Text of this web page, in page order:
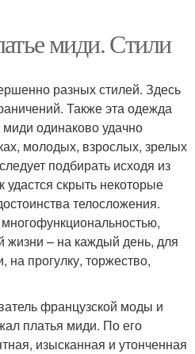
миди. Стили
разных стилей. Здесь
Также эта одежда
одинаково удачно
молодых, взрослых, зрелых
подбирать исходя из
скрыть некоторые
телосложения.
жизни – на каждый день, для
на прогулку, торжество,
французской моды и
платья миди. По его
изысканная и утонченная